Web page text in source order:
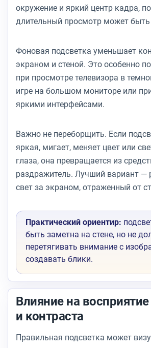
окружение и яркий центр кадра,
длительный просмотр может
Фоновая подсветка уменьшает
экраном и стеной. Это особенно
при просмотре телевизора в
игре на большом мониторе или
яркими интерфейсами.
Важно не переборщить. Если
яркая, мигает, меняет цвет или
глаза, она превращается из
раздражитель. Лучший вариант —
свет за экраном, отраженный от
Практический ориентир:
быть заметна на стене, но не
перетягивать внимание с
создавать блики.
Влияние на
и контраста
Правильная подсветка может